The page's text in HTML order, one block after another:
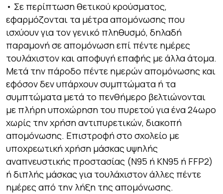
• Σε περίπτωση θετικού κρούσματος,
εφαρμόζονται τα μέτρα απομόνωσης που
ισχύουν για τον γενικό πληθυσμό, δηλαδή
παραμονή σε απομόνωση επί πέντε ημέρες
τουλάχιστον και αποφυγή επαφής με άλλα άτομα.
Μετά την πάροδο πέντε ημερών απομόνωσης και
εφόσον δεν υπάρχουν συμπτώματα ή τα
συμπτώματα μετά το πενθήμερο βελτιώνονται
με πλήρη υποχώρηση του πυρετού για ένα 24ωρο
χωρίς την χρήση αντιπυρετικών, διακοπή
απομόνωσης. Επιστροφή στο σχολείο με
υποχρεωτική χρήση μάσκας υψηλής
αναπνευστικής προστασίας (Ν95 ή ΚΝ95 ή FFP2)
ή διπλής μάσκας για τουλάχιστον άλλες πέντε
ημέρες από την λήξη της απομόνωσης.